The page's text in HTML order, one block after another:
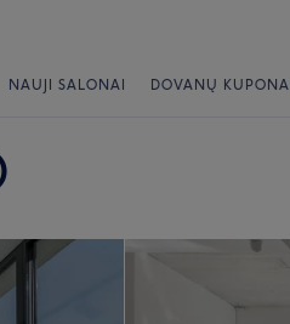
NAUJI SALONAI DOVANŲ KUPONAI